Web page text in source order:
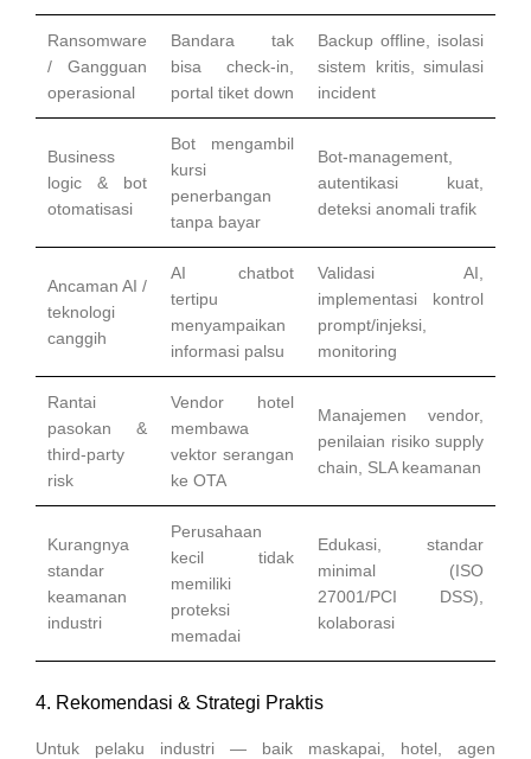
Ransomware
/ Gangguan
operasional
Bandara tak
bisa check-in,
portal tiket down
Backup offline, isolasi
sistem kritis, simulasi
incident
Business
logic & bot
otomatisasi
Bot mengambil
kursi
penerbangan
tanpa bayar
Bot-management,
autentikasi kuat,
deteksi anomali trafik
Ancaman AI /
teknologi
canggih
AI chatbot
tertipu
menyampaikan
informasi palsu
Validasi AI,
implementasi kontrol
prompt/injeksi,
monitoring
Rantai
pasokan &
third-party
risk
Vendor hotel
membawa
vektor serangan
ke OTA
Manajemen vendor,
penilaian risiko supply
chain, SLA keamanan
Kurangnya
standar
keamanan
industri
Perusahaan
kecil tidak
memiliki
proteksi
memadai
Edukasi, standar
minimal (ISO
27001/PCI DSS),
kolaborasi
4. Rekomendasi & Strategi Praktis
Untuk pelaku industri — baik maskapai, hotel, agen